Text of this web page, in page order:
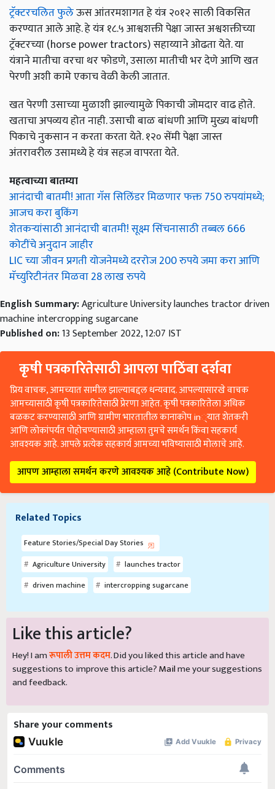
ट्रॅक्टरचलित फुलेऊस आंतरमशागत हे यंत्र २०१२ साली विकसित
करण्यात आले आहे. हे यंत्र १८.५ आश्वशक्ती पेक्षा जास्त अश्वशक्तीच्या
ट्रॅक्टरच्या (horse power tractors) सहाय्याने ओढता येते. या
यंत्राने मातीचा वरचा थर फोडणे, उसाला मातीची भर देणे आणि खत
पेरणी अशी कामे एकाच वेळी केली जातात.
खत पेरणी उसाच्या मुळाशी झाल्यामुळे पिकाची जोमदार वाढ होते.
खताचा अपव्यय होत नाही. उसाची बाळ बांधणी आणि मुख्य बांधणी
पिकाचे नुकसान न करता करता येते. १२० सेंमी पेक्षा जास्त
अंतरावरील उसामध्ये हे यंत्र सहज वापरता येते.
महत्वाच्या बातम्या
आनंदाची बातमी! आता गॅस सिलिंडर मिळणार फक्त 750 रुपयांमध्ये;
आजच करा बुकिंग
शेतकऱ्यांसाठी आनंदाची बातमी! सूक्ष्म सिंचनासाठी तब्बल 666
कोटींचे अनुदान जाहीर
LIC च्या जीवन प्रगती योजनेमध्ये दररोज 200 रुपये जमा करा आणि
मॅच्युरिटीनंतर मिळवा 28 लाख रुपये
English Summary:Agriculture University launches tractor driven
machine intercropping sugarcane
Published on:13 September 2022, 12:07 IST
कृषी पत्रकारितेसाठी आपला पाठिंबा दर्शवा
प्रिय वाचक, आमच्यात सामील झाल्याबद्दल धन्यवाद. आपल्यासारखे वाचक
आमच्यासाठी कृषी पत्रकारितेसाठी प्रेरणा आहेत. कृषी पत्रकारितेला अधिक
बळकट करण्यासाठी आणि ग्रामीण भारतातील कानाकोप in्यात शेतकरी
आणि लोकांपर्यंत पोहोचण्यासाठी आम्हाला तुमचे समर्थन किंवा सहकार्य
आवश्यक आहे. आपले प्रत्येक सहकार्य आमच्या भविष्यासाठी मोलाचे आहे.
आपण आम्हाला समर्थन करणे आवश्यक आहे (Contribute Now)
Related Topics
Feature Stories/Special Day Stories
Agriculture University
launches tractor
driven machine
intercropping sugarcane
Like this article?
Hey! I amरूपाली उत्तम कदम. Did you liked this article and have
suggestions to improve this article?Mailme your suggestions
and feedback.
Share your comments